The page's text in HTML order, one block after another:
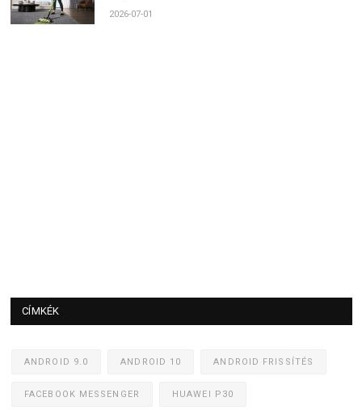
2026-07-01
CÍMKÉK
ANDROID 9.0 ANDROID 10 ANDROID FRISSÍTÉS
FACEBOOK MESSENGER HUAWEI P30